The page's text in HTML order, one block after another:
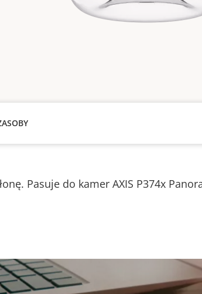
Pasuje do kamer AXIS P374x